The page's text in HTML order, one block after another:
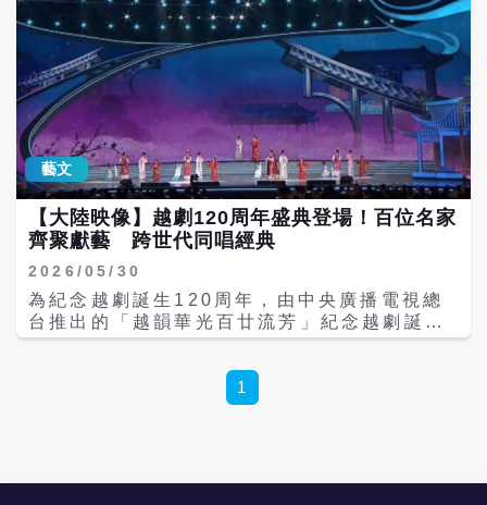
藝文
【大陸映像】越劇120周年盛典登場！百位名家
齊聚獻藝 跨世代同唱經典
2026/05/30
為紀念越劇誕生120周年，由中央廣播電視總
台推出的「越韻華光百廿流芳」紀念越劇誕生
120周年主題晚會，將於今天（30日）晚間7
央視頻CMG戲曲及央視文藝平台同步播出，並
將於6月6日晚間9時在央視綜藝頻道（CCTV-
1